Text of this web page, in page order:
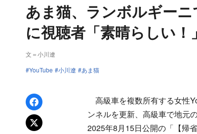
あま猫、ランボルギー
に視聴者「素晴らしい！」
文＝小川遼
YouTube
小川遼 あま猫
Facebookでシェア
xでポスト
高級車を複数所有する女性
ンネルを更新、高級車で地元
2025年8月15日公開の「【帰